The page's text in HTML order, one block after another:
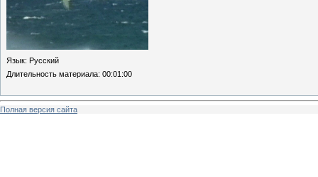
Язык: Русский
Длительность материала: 00:01:00
Полная версия сайта